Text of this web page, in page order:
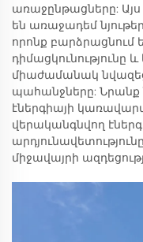
առաջընթացները: Այս
են առաջադեմ
որոնք
դիմացկունությունը
միաժամանակ
պահանջները: Նրանք
էներգիայի
վերականգնվող
միջավայրի